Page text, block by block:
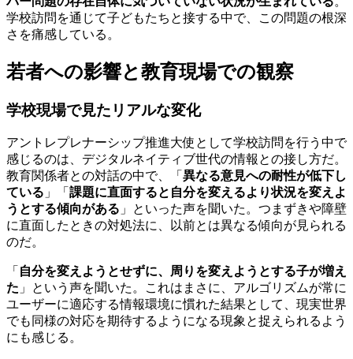
学校訪問を通じて子どもたちと接する中で、この問題の根深
さを痛感している。
若者への影響と教育現場での観察
学校現場で見たリアルな変化
アントレプレナーシップ推進大使として学校訪問を行う中で
感じるのは、デジタルネイティブ世代の情報との接し方だ。
教育関係者との対話の中で、「 異なる意見への耐性が低下し
ている 」「 課題に直面すると自分を変えるより状況を変えよ
うとする傾向がある 」といった声を聞いた。つまずきや障壁
に直面したときの対処法に、以前とは異なる傾向が見られる
のだ。
「 自分を変えようとせずに、周りを変えようとする子が増え
た 」という声を聞いた。これはまさに、アルゴリズムが常に
ユーザーに適応する情報環境に慣れた結果として、現実世界
でも同様の対応を期待するようになる現象と捉えられるよう
にも感じる。